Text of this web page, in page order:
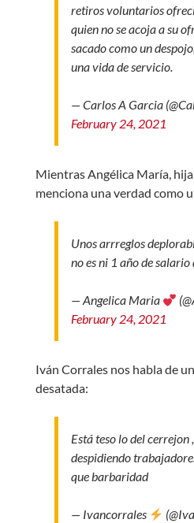
retiros voluntarios
quien no se acoja a su
sacado como un
una vida de servicio.
— Carlos A Garcia
February 24, 2021
Mientras Angélica María,
menciona una verdad como
Unos arrreglos
no es ni 1 año de
— Angelica Maria
February 24, 2021
Iván Corrales nos habla de
desatada:
Está teso lo del cerrejon
despidiendo
que barbaridad
— Ivancorrales